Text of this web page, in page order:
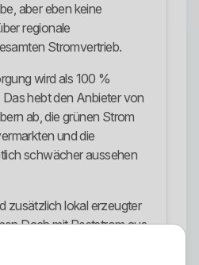
aber eben keine
regionale
Stromvertrieb.
wird als 100 %
hebt den Anbieter von
ab, die grünen Strom
und die
schwächer aussehen
zusätzlich lokal erzeugter
Dach mit Reststrom aus